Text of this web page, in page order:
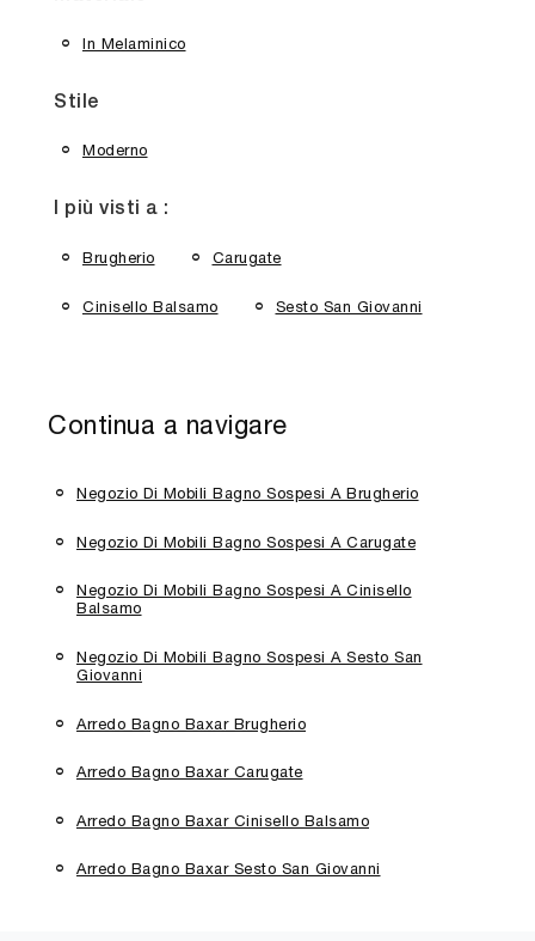
In Melaminico
Stile
Moderno
I più visti a :
Brugherio Carugate
Cinisello Balsamo Sesto San Giovanni
Continua a navigare
Negozio Di Mobili Bagno Sospesi A Brugherio
Negozio Di Mobili Bagno Sospesi A Carugate
Negozio Di Mobili Bagno Sospesi A Cinisello
Balsamo
Negozio Di Mobili Bagno Sospesi A Sesto San
Giovanni
Arredo Bagno Baxar Brugherio
Arredo Bagno Baxar Carugate
Arredo Bagno Baxar Cinisello Balsamo
Arredo Bagno Baxar Sesto San Giovanni